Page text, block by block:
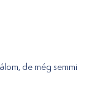
de még semmi